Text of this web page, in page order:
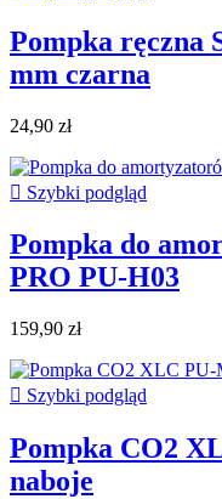
Pompka ręczna
mm czarna
24,90 zł
 Szybki podgląd
Pompka do
PRO PU-H03
159,90 zł
 Szybki podgląd
Pompka CO2
naboje